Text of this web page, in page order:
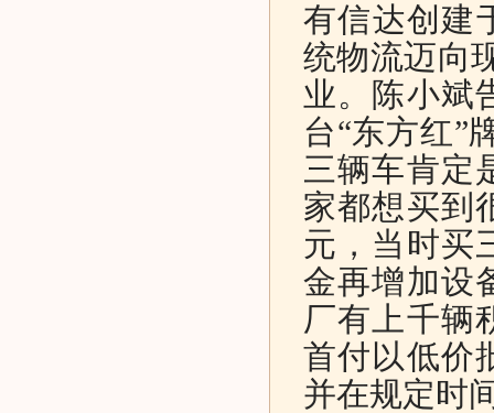
有信达创建
统物流迈向
业。陈小斌
台“东方红”
三辆车肯定
家都想买到
元，当时买
金再增加设
厂有上千辆
首付以低价
并在规定时